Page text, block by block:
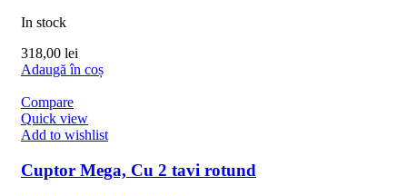
In stock
318,00 lei
Adaugă în coș
Compare
Quick view
Add to wishlist
Cuptor Mega, Cu 2 tavi rotund